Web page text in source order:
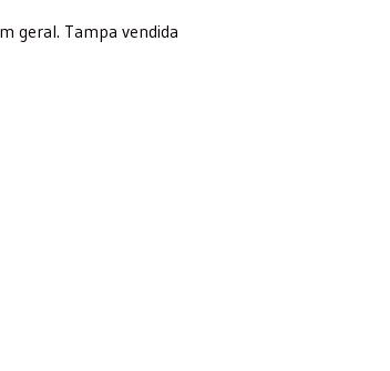
geral. Tampa vendida